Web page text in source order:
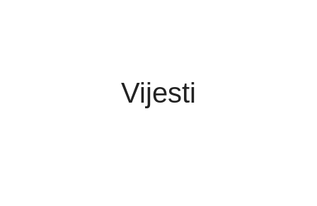
Vijesti